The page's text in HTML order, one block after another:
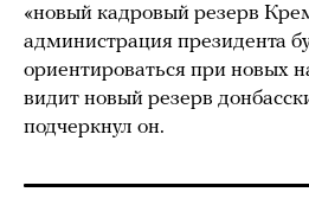
«новый кадровый резерв
администрация президента
ориентироваться при новых
видит новый резерв
подчеркнул он.